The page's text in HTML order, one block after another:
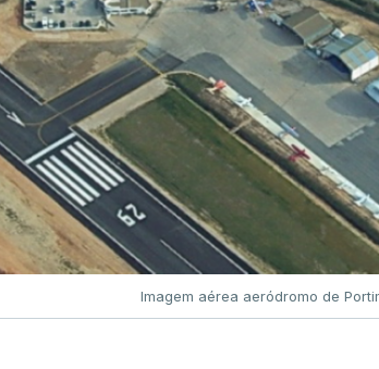
Imagem aérea aeródromo de